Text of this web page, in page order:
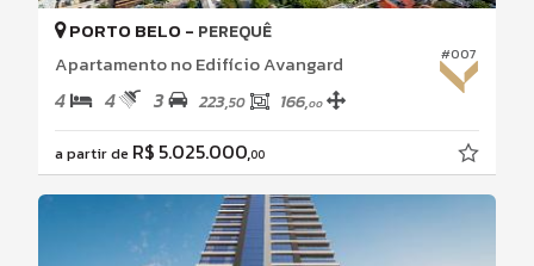
#007
PORTO BELO - PEREQUÊ
Apartamento no Edifício Avangard
4 4 3 223,50 166,00
a partir de R$ 5.025.000,00